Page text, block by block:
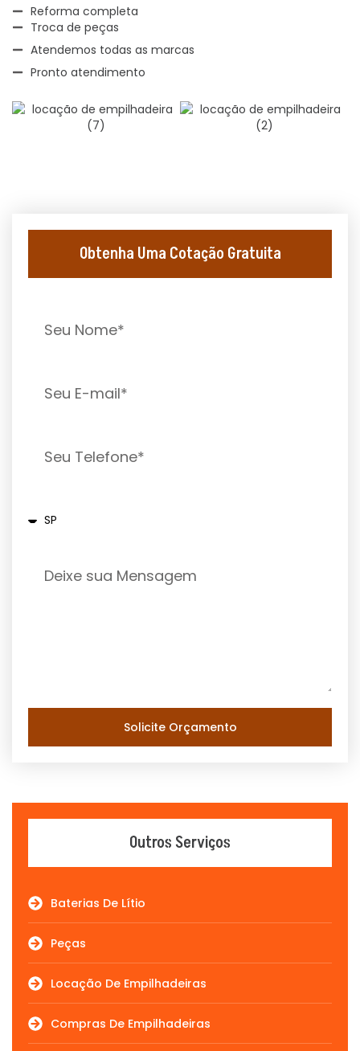
Reforma completa
Troca de peças
Atendemos todas as marcas
Pronto atendimento
Obtenha Uma Cotação Gratuita
Solicite Orçamento
Outros Serviços
Baterias De Lítio
Peças
Locação De Empilhadeiras
Compras De Empilhadeiras